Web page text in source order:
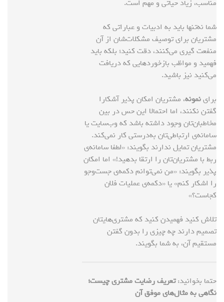
مناسب، زیاد حیاتی و مهم است.
شما نه‌تنها باید به ادبیات و عباراتی که
مشتریان برای توصیف مشکلات‌شان از آن
منفعت گیری می‌کنند، دقت کنید؛ بلکه باید
فهمید و مواظب بازخوردهایی که دریافت
می‌کنید نیز باشید.
براینمونه، مشتریان امکان پذیر آشکارا
گفتن نکنند، اما احتمالا این حس در بین
مخاطبان‌تان وجود داشته باشد که وب‌سایت یا
سامانه‌‌ی ارتباطی‌تان به‌درستی کار نمی‌کند.
مشتریان تمایل ندارند بگویند: «لطفا سامانه‌ی
ربط با مشتریان‌تان را ارتقا بدهید!» اما امکان
پذیر بگویند: «من نمی‌توانم دکمه‌ی جست‌وجو
را اشکار کنم» یا «دکمه‌ی عملیات فلان
کجاست؟»
تلاش کنید فهمیدن کنید که مشتری‌هایتان
تصمیم دارند چه چیزی را بدون گفتن
مستقیم آن، به شما بگویند.
حتما بخوانید: تعریف رضایت مشتری چیست؛
نگاهی به مثال‌های موفق آن